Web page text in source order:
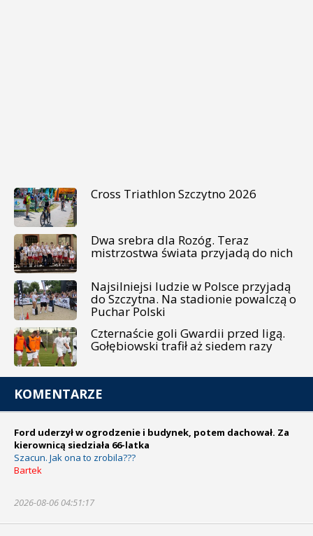
Cross Triathlon Szczytno 2026
Dwa srebra dla Rozóg. Teraz
mistrzostwa świata przyjadą do nich
Najsilniejsi ludzie w Polsce przyjadą
do Szczytna. Na stadionie powalczą o
Puchar Polski
Czternaście goli Gwardii przed ligą.
Gołębiowski trafił aż siedem razy
KOMENTARZE
Ford uderzył w ogrodzenie i budynek, potem dachował. Za
kierownicą siedziała 66-latka
Szacun. Jak ona to zrobila???
Bartek
2026-08-06 04:51:17